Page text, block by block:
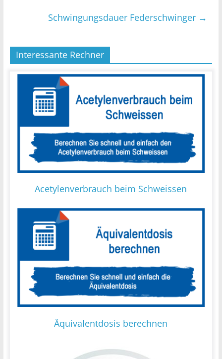
Schwingungsdauer Federschwinger →
Interessante Rechner
Acetylenverbrauch beim Schweissen
Äquivalentdosis berechnen